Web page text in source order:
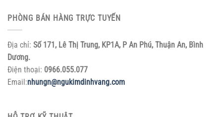
PHÒNG BÁN HÀNG TRỰC TUYẾN
Địa chỉ: Số 171, Lê Thị Trung, KP1A, P An Phú, Thuận An, Bình
Dương.
Điện thoại: 0966.055.077
Email:nhungn@ngukimdinhvang.com